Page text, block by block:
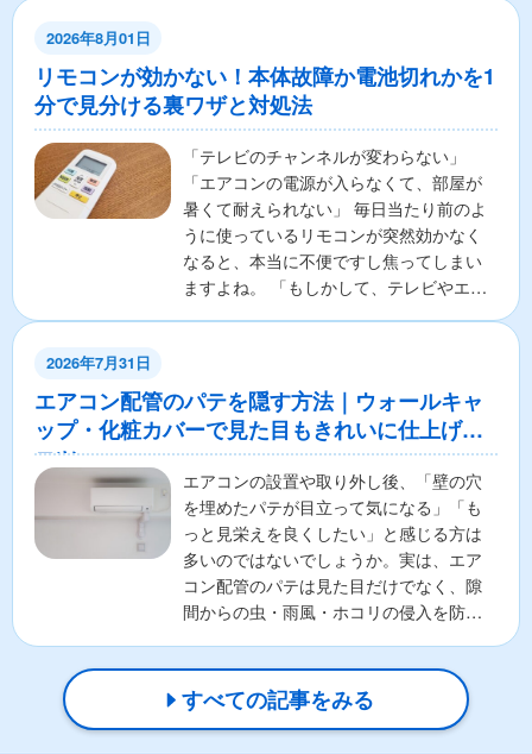
2026年8月01日
リモコンが効かない！本体故障か電池切れかを1
分で見分ける裏ワザと対処法
「テレビのチャンネルが変わらない」
「エアコンの電源が入らなくて、部屋が
暑くて耐えられない」 毎日当たり前のよ
うに使っているリモコンが突然効かなく
なると、本当に不便ですし焦ってしまい
ますよね。 「もしかして、テレビやエア
2026年7月31日
エアコン配管のパテを隠す方法｜ウォールキャ
ップ・化粧カバーで見た目もきれいに仕上げる
コツ
エアコンの設置や取り外し後、「壁の穴
を埋めたパテが目立って気になる」「も
っと見栄えを良くしたい」と感じる方は
多いのではないでしょうか。実は、エア
コン配管のパテは見た目だけでなく、隙
間からの虫・雨風・ホコリの侵入を防ぐ
すべての記事をみる